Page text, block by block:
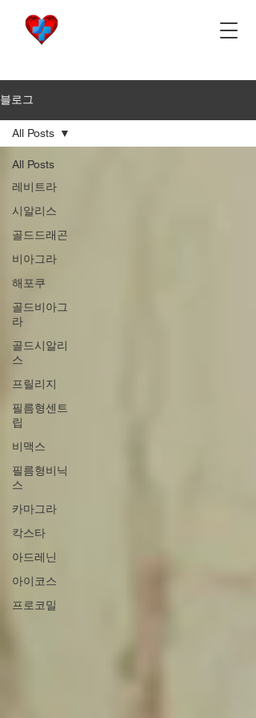
블로그
All Posts
레비트라
시알리스
골드드래곤
비아그라
해포쿠
골드비아그
라
골드시알리
스
프릴리지
필름형센트
립
비맥스
필름형비닉
스
카마그라
칵스타
아드레닌
아이코스
프로코밀
All Posts